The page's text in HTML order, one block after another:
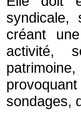
créant
activité,
sondages,